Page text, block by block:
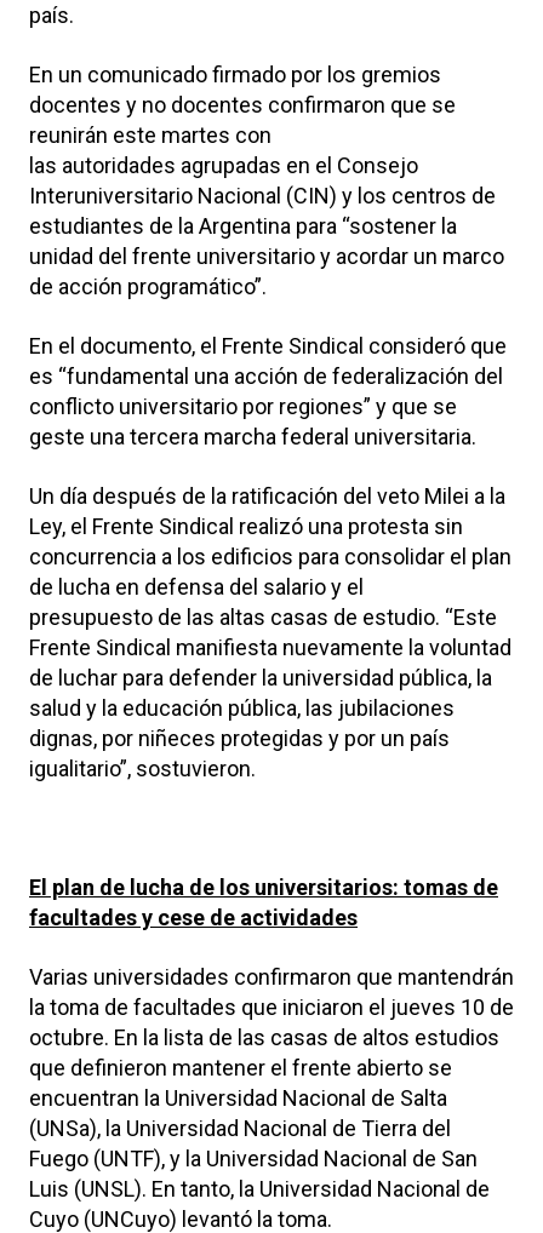
país.
En un comunicado firmado por los gremios
docentes y no docentes confirmaron que se
reunirán este martes con
las autoridades agrupadas en el Consejo
Interuniversitario Nacional (CIN) y los centros de
estudiantes de la Argentina para “sostener la
unidad del frente universitario y acordar un marco
de acción programático”.
En el documento, el Frente Sindical consideró que
es “fundamental una acción de federalización del
conflicto universitario por regiones” y que se
geste una tercera marcha federal universitaria.
Un día después de la ratificación del veto Milei a la
Ley, el Frente Sindical realizó una protesta sin
concurrencia a los edificios para consolidar el plan
de lucha en defensa del salario y el
presupuesto de las altas casas de estudio. “Este
Frente Sindical manifiesta nuevamente la voluntad
de luchar para defender la universidad pública, la
salud y la educación pública, las jubilaciones
dignas, por niñeces protegidas y por un país
igualitario”, sostuvieron.
El plan de lucha de los universitarios: tomas de
facultades y cese de actividades
Varias universidades confirmaron que mantendrán
la toma de facultades que iniciaron el jueves 10 de
octubre. En la lista de las casas de altos estudios
que definieron mantener el frente abierto se
encuentran la Universidad Nacional de Salta
(UNSa), la Universidad Nacional de Tierra del
Fuego (UNTF), y la Universidad Nacional de San
Luis (UNSL). En tanto, la Universidad Nacional de
Cuyo (UNCuyo) levantó la toma.